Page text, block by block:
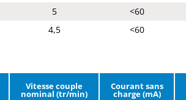
5 <60
4,5 <60
Vitesse couple
nominal (tr/min)
Courant sans
charge (mA)